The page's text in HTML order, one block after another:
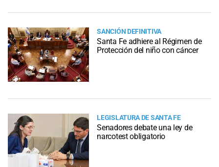
SANCIÓN DEFINITIVA
Santa Fe adhiere al Régimen de
Protección del niño con cáncer
LEGISLATURA DE SANTA FE
Senadores debate una ley de
narcotest obligatorio